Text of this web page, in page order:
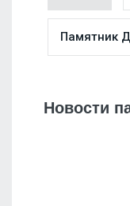
Памятник
Новости